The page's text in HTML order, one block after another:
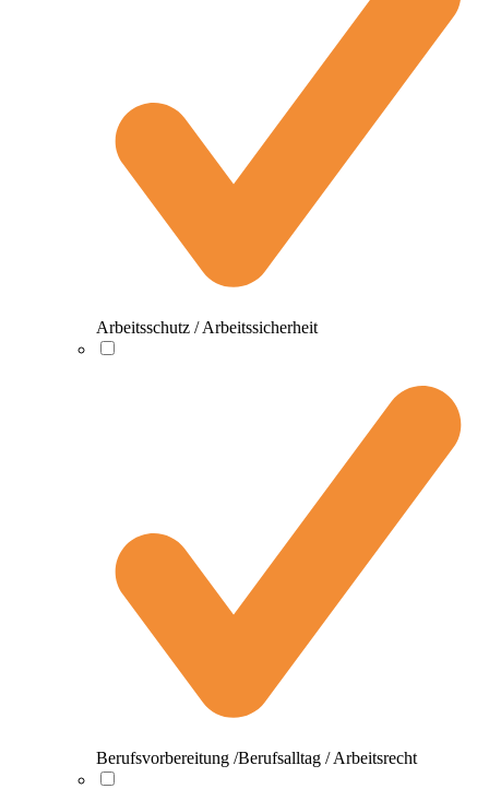
Arbeitsschutz / Arbeitssicherheit
Berufsvorbereitung /Berufsalltag / Arbeitsrecht